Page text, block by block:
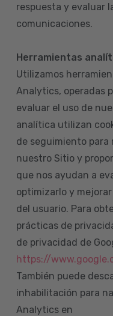
respuesta y evaluar
comunicaciones.
Herramientas
Utilizamos
Analytics, operadas
evaluar el uso de
analítica utilizan
de seguimiento para
nuestro Sitio y
que nos ayudan a
optimizarlo y
del usuario. Para
prácticas de
de privacidad de
https://
También puede
inhabilitación para
Analytics en